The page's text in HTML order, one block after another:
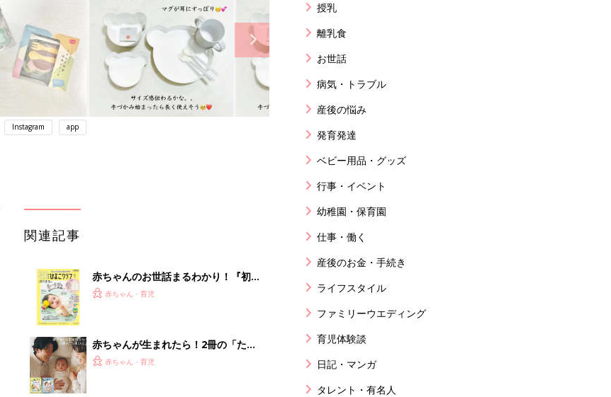
Instagram app
関連記事
赤ちゃんのお世話まるわかり！『初め
てのひよこクラブ 夏号』〈巻頭大特
赤ちゃん・育児
赤ちゃんが生まれたら！2冊の「たま
ひよ」
赤ちゃん・育児
授乳
離乳食
お世話
病気・トラブル
産後の悩み
発育発達
ベビー用品・グッズ
行事・イベント
幼稚園・保育園
仕事・働く
産後のお金・手続き
ライフスタイル
ファミリーウエディング
育児体験談
日記・マンガ
タレント・有名人